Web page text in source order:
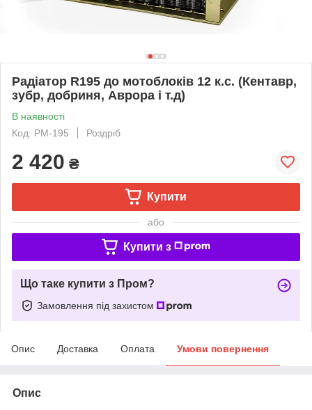
Радіатор R195 до мотоблоків 12 к.с. (Кентавр,
зубр, добриня, Аврора і т.д)
В наявності
Код: РМ-195
Роздріб
2 420 ₴
Купити
або
Купити з
Що таке купити з Пром?
Замовлення під захистом
Опис Доставка Оплата Умови повернення
Опис